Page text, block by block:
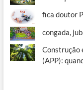
fica doutor
congada,
Construção
(APP):